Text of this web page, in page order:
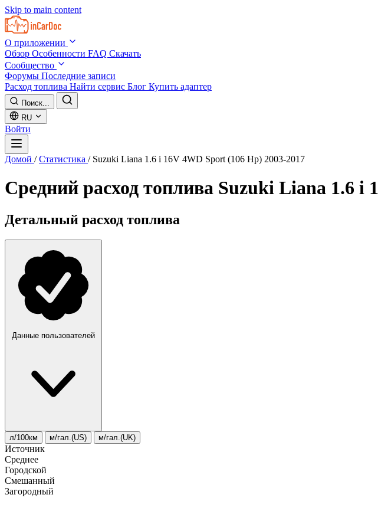
Skip to main content
О приложении
Обзор Особенности FAQ Скачать
Сообщество
Форумы Последние записи
Расход топлива Найти сервис Блог Купить адаптер
Поиск...
RU
Войти
Домой / Статистика / Suzuki Liana 1.6 i 16V 4WD Sport (106 Hp) 2003-2017
Средний расход топлива Suzuki Liana 1.6 i
Детальный расход топлива
Данные пользователей
л/100км м/гал.(US) м/гал.(UK)
Источник
Среднее
Городской
Смешанный
Загородный